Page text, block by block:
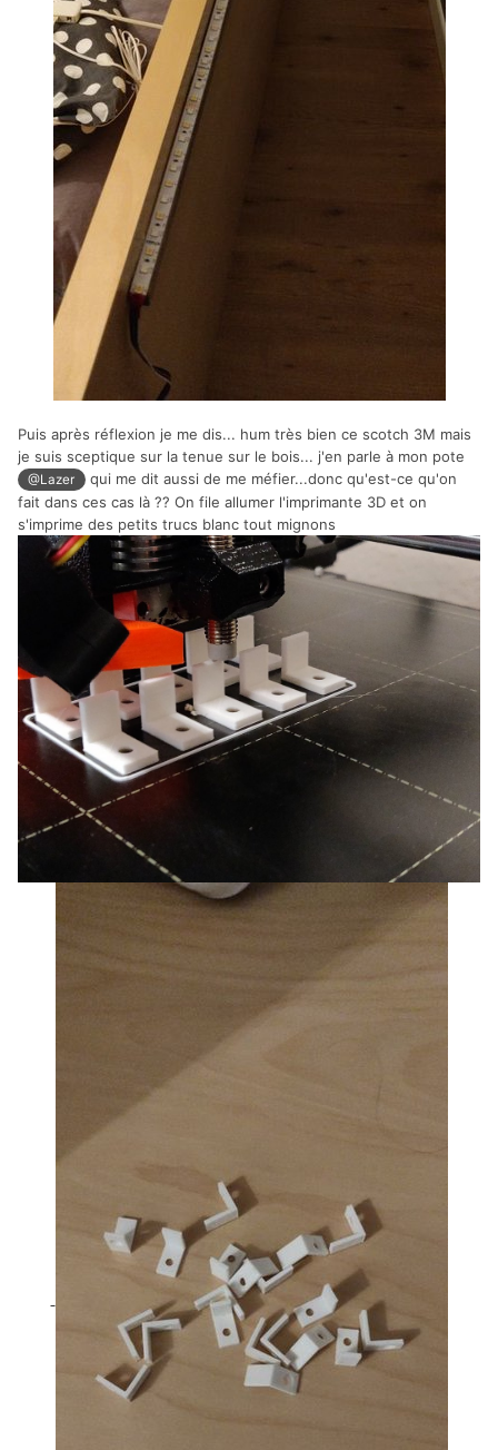
Puis après réflexion je me dis... hum très bien ce scotch 3M mais
je suis sceptique sur la tenue sur le bois... j'en parle à mon pote
@Lazer
qui me dit aussi de me méfier...donc qu'est-ce qu'on
fait dans ces cas là ?? On file allumer l'imprimante 3D et on
s'imprime des petits trucs blanc tout mignons